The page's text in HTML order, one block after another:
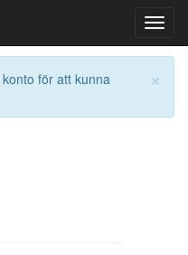
×
för att kunna